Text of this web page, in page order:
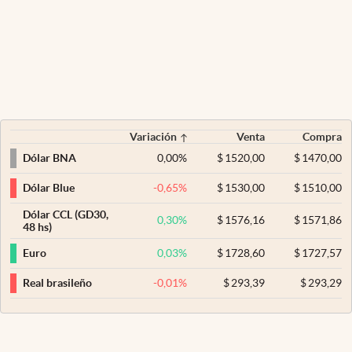
Variación Venta
Compra
Dólar BNA
0,00% $ 1520,00 $1470,00
Dólar Blue -0,65% $ 1530,00 $1510,00
Dólar CCL (GD30,
48 hs)
0,30% $ 1576,16 $1571,86
Euro 0,03% $ 1728,60 $1727,57
Real brasileño -0,01% $ 293,39 $293,29